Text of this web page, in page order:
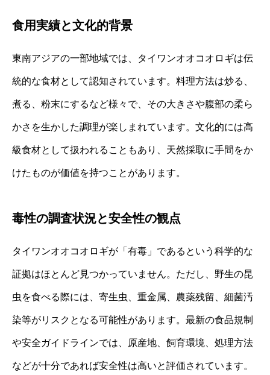
食用実績と文化的背景
東南アジアの一部地域では、タイワンオオコオロギは伝
統的な食材として認知されています。料理方法は炒る、
煮る、粉末にするなど様々で、その大きさや腹部の柔ら
かさを生かした調理が楽しまれています。文化的には高
級食材として扱われることもあり、天然採取に手間をか
けたものが価値を持つことがあります。
毒性の調査状況と安全性の観点
タイワンオオコオロギが「有毒」であるという科学的な
証拠はほとんど見つかっていません。ただし、野生の昆
虫を食べる際には、寄生虫、重金属、農薬残留、細菌汚
染等がリスクとなる可能性があります。最新の食品規制
や安全ガイドラインでは、原産地、飼育環境、処理方法
などが十分であれば安全性は高いと評価されています。